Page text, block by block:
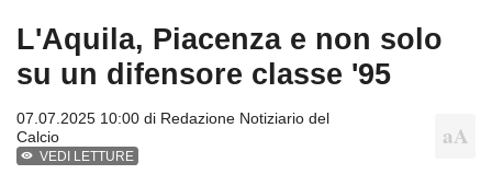
L'Aquila, Piacenza e non solo
su un difensore classe '95
07.07.2025 10:00 di Redazione Notiziario del
Calcio
VEDI LETTURE